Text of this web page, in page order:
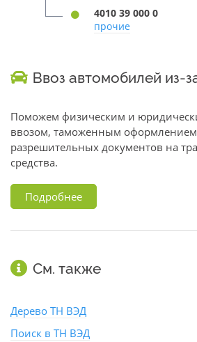
4010 39 000 0
прочие
Ввоз автомобилей из-
Поможем физическим и
ввозом, таможенным
разрешительных документов на
средства.
Подробнее
См. также
Дерево ТН ВЭД
Поиск в ТН ВЭД